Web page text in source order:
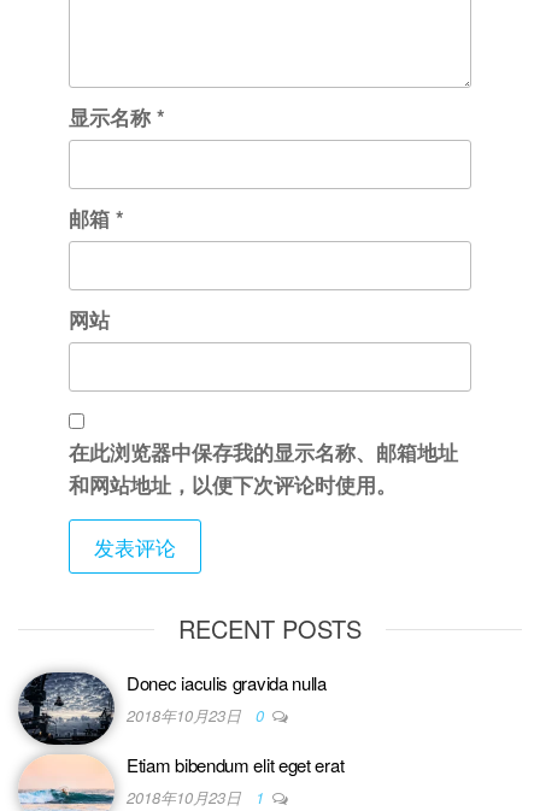
显示名称 *
邮箱 *
网站
在此浏览器中保存我的显示名称、邮箱地址
和网站地址，以便下次评论时使用。
RECENT POSTS
Donec iaculis gravida nulla
2018年10月23日 0
Etiam bibendum elit eget erat
2018年10月23日 1